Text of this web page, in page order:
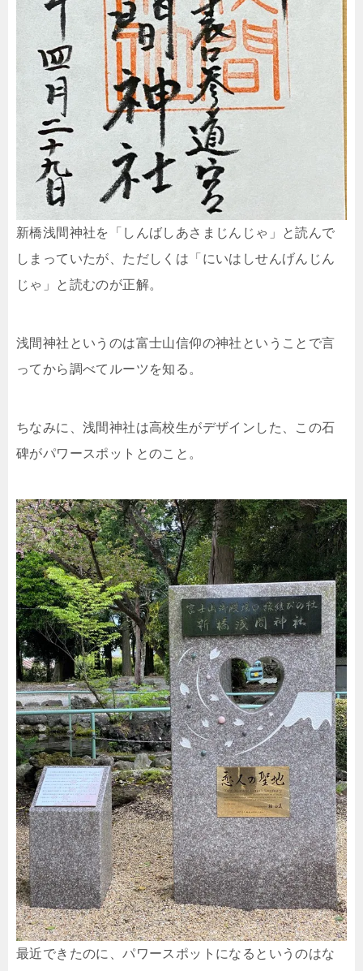
新橋浅間神社を「しんばしあさまじんじゃ」と読んで
しまっていたが、ただしくは「にいはしせんげんじん
じゃ」と読むのが正解。
浅間神社というのは富士山信仰の神社ということで言
ってから調べてルーツを知る。
ちなみに、浅間神社は高校生がデザインした、この石
碑がパワースポットとのこと。
最近できたのに、パワースポットになるというのはな